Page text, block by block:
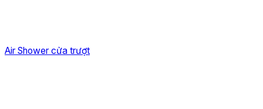
Air Shower cửa trượt